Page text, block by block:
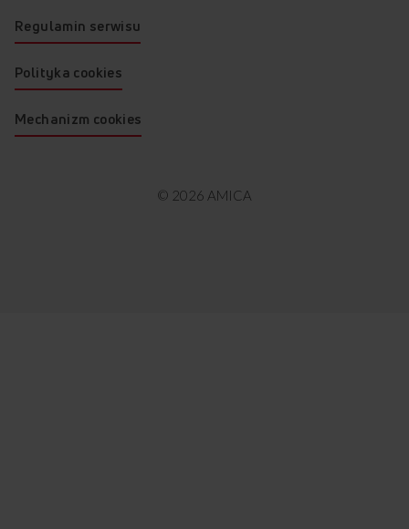
© 2026 AMICA
Regulamin serwisu
Polityka cookies
Mechanizm cookies